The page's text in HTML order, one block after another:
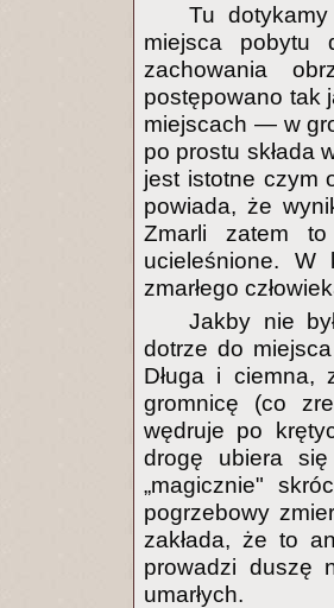
Tu
miejsca pobytu
zachowania
postępowano tak
miejscach — w
po prostu składa
jest istotne czym
powiada, że
Zmarli zatem
ucieleśnione. W
zmarłego
Jakby nie
dotrze do
Długa i ciemna,
gromnicę (co
wędruje po
drogę ubiera
„magicznie"
pogrzebowy
zakłada, że to
prowadzi duszę
umarłych.